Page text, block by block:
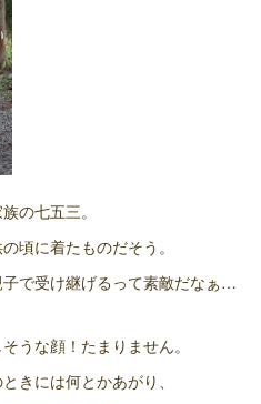
の七五三。
頃に着たものだそう。
で受け継げるって素敵だなぁ…
うな顔！たまりません。
きには何とかあがり、